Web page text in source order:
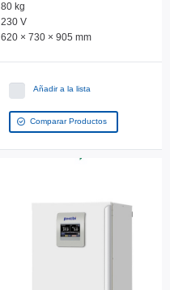
80 kg
230 V
620 × 730 × 905 mm
Añadir a la lista
Comparar Productos